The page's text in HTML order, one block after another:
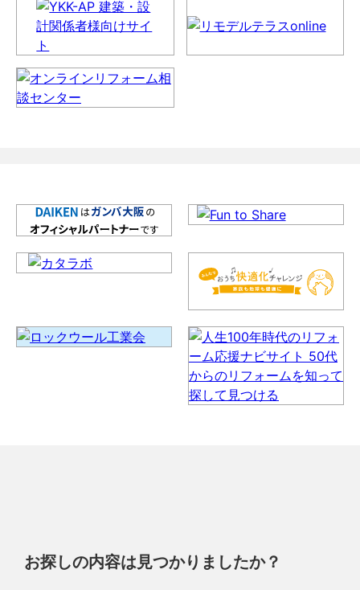
お探しの内容は見つかりましたか？